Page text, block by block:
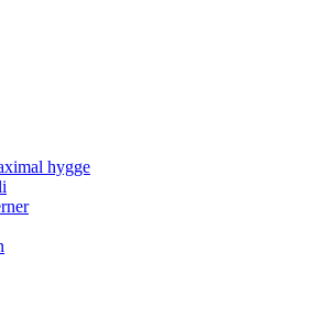
hygge